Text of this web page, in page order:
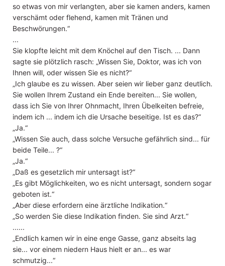
so etwas von mir verlangten, aber sie kamen anders, kamen
verschämt oder flehend, kamen mit Tränen und
Beschwörungen.“
...
Sie klopfte leicht mit dem Knöchel auf den Tisch. ... Dann
sagte sie plötzlich rasch: „Wissen Sie, Doktor, was ich von
Ihnen will, oder wissen Sie es nicht?“
„Ich glaube es zu wissen. Aber seien wir lieber ganz deutlich.
Sie wollen Ihrem Zustand ein Ende bereiten... Sie wollen,
dass ich Sie von Ihrer Ohnmacht, Ihren Übelkeiten befreie,
indem ich ... indem ich die Ursache beseitige. Ist es das?“
„Ja.“
„Wissen Sie auch, dass solche Versuche gefährlich sind... für
beide Teile... ?“
„Ja.“
„Daß es gesetzlich mir untersagt ist?“
„Es gibt Möglichkeiten, wo es nicht untersagt, sondern sogar
geboten ist.“
„Aber diese erfordern eine ärztliche Indikation.“
„So werden Sie diese Indikation finden. Sie sind Arzt.“
......
„Endlich kamen wir in eine enge Gasse, ganz abseits lag
sie... vor einem niedern Haus hielt er an... es war
schmutzig...“